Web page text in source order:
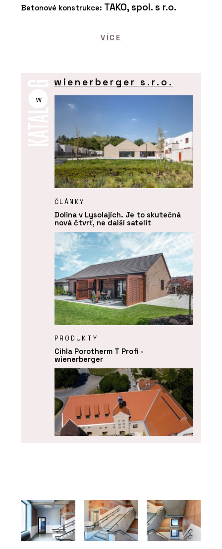
Betonové konstrukce: TAKO, spol. s r.o.
VÍCE
w
wienerberger s.r.o.
ČLÁNKY
Dolina v Lysolajích. Je to skutečná
nová čtvrť, ne další satelit
PRODUKTY
Cihla Porotherm T Profi -
wienerberger